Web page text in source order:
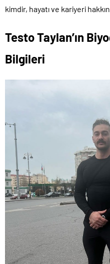
kimdir, hayatı ve kariyeri
Testo Taylan’ın
Bilgileri